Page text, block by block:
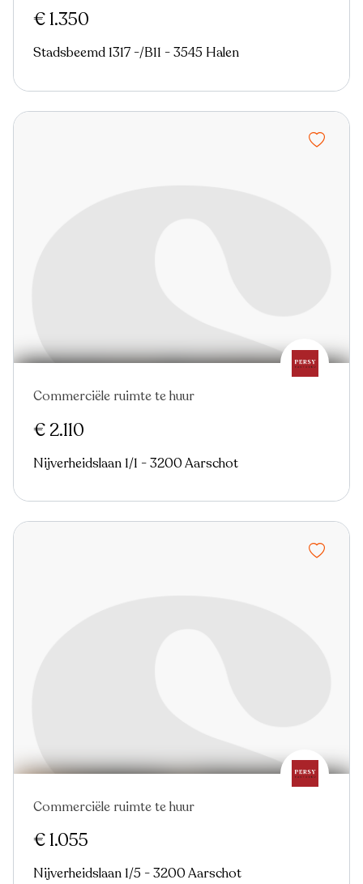
€ 1.350
Stadsbeemd 1317 -/B11 - 3545 Halen
Commerciële ruimte te huur
€ 2.110
Nijverheidslaan 1/1 - 3200 Aarschot
Commerciële ruimte te huur
€ 1.055
Nijverheidslaan 1/5 - 3200 Aarschot